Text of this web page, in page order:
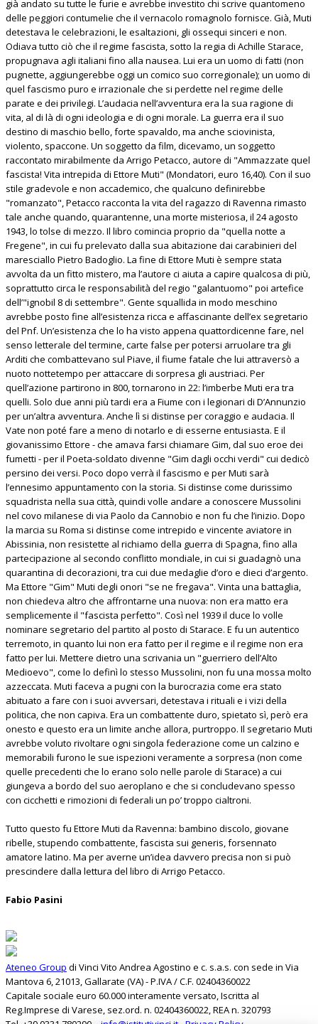
già andato su tutte le furie e avrebbe investito chi scrive quantomeno
delle peggiori contumelie che il vernacolo romagnolo fornisce. Già, Muti
detestava le celebrazioni, le esaltazioni, gli ossequi sinceri e non.
Odiava tutto ciò che il regime fascista, sotto la regia di Achille Starace,
propugnava agli italiani fino alla nausea. Lui era un uomo di fatti (non
pugnette, aggiungerebbe oggi un comico suo corregionale); un uomo di
quel fascismo puro e irrazionale che si perdette nel regime delle
parate e dei privilegi. L’audacia nell’avventura era la sua ragione di
vita, al di là di ogni ideologia e di ogni morale. La guerra era il suo
destino di maschio bello, forte spavaldo, ma anche sciovinista,
violento, spaccone. Un soggetto da film, dicevamo, un soggetto
raccontato mirabilmente da Arrigo Petacco, autore di "Ammazzate quel
fascista! Vita intrepida di Ettore Muti" (Mondatori, euro 16,40). Con il suo
stile gradevole e non accademico, che qualcuno definirebbe
"romanzato", Petacco racconta la vita del ragazzo di Ravenna rimasto
tale anche quando, quarantenne, una morte misteriosa, il 24 agosto
1943, lo tolse di mezzo. Il libro comincia proprio da "quella notte a
Fregene", in cui fu prelevato dalla sua abitazione dai carabinieri del
maresciallo Pietro Badoglio. La fine di Ettore Muti è sempre stata
avvolta da un fitto mistero, ma l’autore ci aiuta a capire qualcosa di più,
soprattutto circa le responsabilità del regio "galantuomo" poi artefice
dell’"ignobil 8 di settembre". Gente squallida in modo meschino
avrebbe posto fine all’esistenza ricca e affascinante dell’ex segretario
del Pnf. Un’esistenza che lo ha visto appena quattordicenne fare, nel
senso letterale del termine, carte false per potersi arruolare tra gli
Arditi che combattevano sul Piave, il fiume fatale che lui attraversò a
nuoto nottetempo per attaccare di sorpresa gli austriaci. Per
quell’azione partirono in 800, tornarono in 22: l’imberbe Muti era tra
quelli. Solo due anni più tardi era a Fiume con i legionari di D’Annunzio
per un’altra avventura. Anche lì si distinse per coraggio e audacia. Il
Vate non poté fare a meno di notarlo e di esserne entusiasta. E il
giovanissimo Ettore - che amava farsi chiamare Gim, dal suo eroe dei
fumetti - per il Poeta-soldato divenne "Gim dagli occhi verdi" cui dedicò
persino dei versi. Poco dopo verrà il fascismo e per Muti sarà
l’ennesimo appuntamento con la storia. Si distinse come durissimo
squadrista nella sua città, quindi volle andare a conoscere Mussolini
nel covo milanese di via Paolo da Cannobio e non fu che l’inizio. Dopo
la marcia su Roma si distinse come intrepido e vincente aviatore in
Abissinia, non resistette al richiamo della guerra di Spagna, fino alla
partecipazione al secondo conflitto mondiale, in cui si guadagnò una
quarantina di decorazioni, tra cui due medaglie d’oro e dieci d’argento.
Ma Ettore "Gim" Muti degli onori "se ne fregava". Vinta una battaglia,
non chiedeva altro che affrontarne una nuova: non era matto era
semplicemente il "fascista perfetto". Così nel 1939 il duce lo volle
nominare segretario del partito al posto di Starace. E fu un autentico
terremoto, in quanto lui non era fatto per il regime e il regime non era
fatto per lui. Mettere dietro una scrivania un "guerriero dell’Alto
Medioevo", come lo definì lo stesso Mussolini, non fu una mossa molto
azzeccata. Muti faceva a pugni con la burocrazia come era stato
abituato a fare con i suoi avversari, detestava i rituali e i vizi della
politica, che non capiva. Era un combattente duro, spietato sì, però era
onesto e questo era un limite anche allora, purtroppo. Il segretario Muti
avrebbe voluto rivoltare ogni singola federazione come un calzino e
memorabili furono le sue ispezioni veramente a sorpresa (non come
quelle precedenti che lo erano solo nelle parole di Starace) a cui
giungeva a bordo del suo aeroplano e che si concludevano spesso
con cicchetti e rimozioni di federali un po’ troppo cialtroni.
Tutto questo fu Ettore Muti da Ravenna: bambino discolo, giovane
ribelle, stupendo combattente, fascista sui generis, forsennato
amatore latino. Ma per averne un’idea davvero precisa non si può
prescindere dalla lettura del libro di Arrigo Petacco.
Fabio Pasini
Ateneo Group di Vinci Vito Andrea Agostino e c. s.a.s. con sede in Via
Mantova 6, 21013, Gallarate (VA) - P.IVA / C.F. 02404360022
Capitale sociale euro 60.000 interamente versato, Iscritta al
Reg.Imprese di Varese, sez.ord. n. 02404360022, REA n. 320793